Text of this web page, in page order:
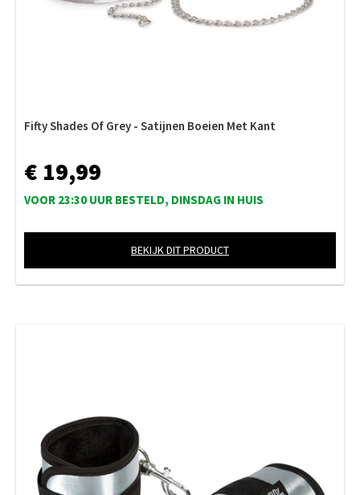
Fifty Shades Of Grey - Satijnen Boeien Met Kant
€ 19,99
VOOR 23:30 UUR BESTELD, DINSDAG IN HUIS
BEKIJK DIT PRODUCT